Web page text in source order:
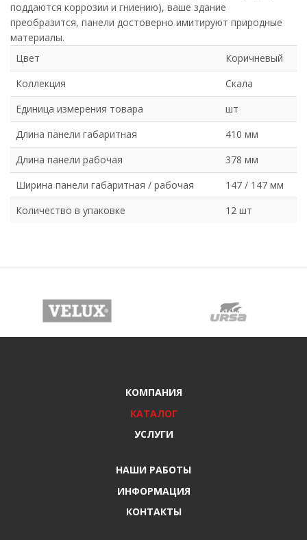
поддаются коррозии и гниению), ваше здание
преобразится, панели достоверно имитируют природные
материалы.
Цвет
Коричневый
Коллекция
Скала
Единица измерения товара
шт
Длина панели габаритная
410 мм
Длина панели рабочая
378 мм
Ширина панели габаритная / рабочая
147 / 147 мм
Количество в упаковке
12 шт
КОМПАНИЯ
КАТАЛОГ
УСЛУГИ
НАШИ РАБОТЫ
ИНФОРМАЦИЯ
КОНТАКТЫ